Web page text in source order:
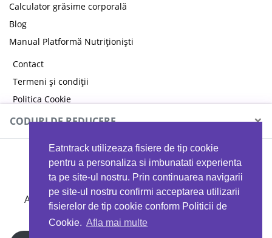
Eatntrack utilizeaza fisiere de tip cookie
pentru a personaliza si imbunatati experienta
ta pe site-ul nostru. Prin continuarea navigarii
pe site-ul nostru confirmi acceptarea utilizarii
fisierelor de tip cookie conform Politicii de
Cookie. Afla mai multe
Calculator grăsime corporală
Blog
Manual Platformă Nutriționiști
Contact
Termeni și condiții
Politica Cookie
Politica de confidențialitate
CODURI DE REDUCERE ×
MYPROTEIN
Ai 40%reducere la orice comandă folosind codul
EATTRACK